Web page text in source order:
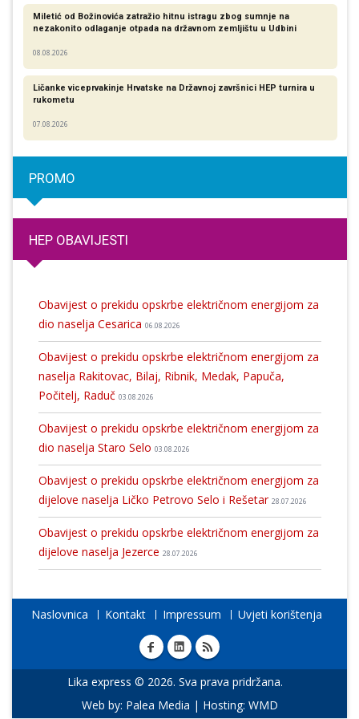
Miletić od Božinovića zatražio hitnu istragu zbog sumnje na
nezakonito odlaganje otpada na državnom zemljištu u Udbini
08.08.2026
Ličanke viceprvakinje Hrvatske na Državnoj završnici HEP turnira u
rukometu
07.08.2026
PROMO
HEP OBAVIJESTI
Obavijest o prekidu opskrbe električnom energijom za
dio naselja Cesarica 06.08.2026
Obavijest o prekidu opskrbe električnom energijom za
naselja Rakitovac, Bilaj, Ribnik, Medak, Papuča,
Počitelj, Raduč 03.08.2026
Obavijest o prekidu opskrbe električnom energijom za
dio naselja Staro Selo 03.08.2026
Obavijest o prekidu opskrbe električnom energijom za
dijelove naselja Ličko Petrovo Selo i Rešetar 28.07.2026
Obavijest o prekidu opskrbe električnom energijom za
dijelove naselja Jezerce 28.07.2026
Naslovnica Kontakt Impressum Uvjeti korištenja
Lika express © 2026. Sva prava pridržana.
Web by: Palea Media | Hosting: WMD